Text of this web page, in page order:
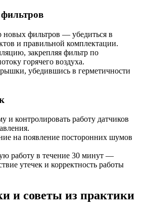
новых фильтров — убедиться в
и правильной комплектации.
закрепляя фильтр по
горячего воздуха.
убедившись в герметичности
и контролировать работу датчиков
на появление посторонних шумов
работу в течение 30 минут —
утечек и корректность работы
и советы из практики